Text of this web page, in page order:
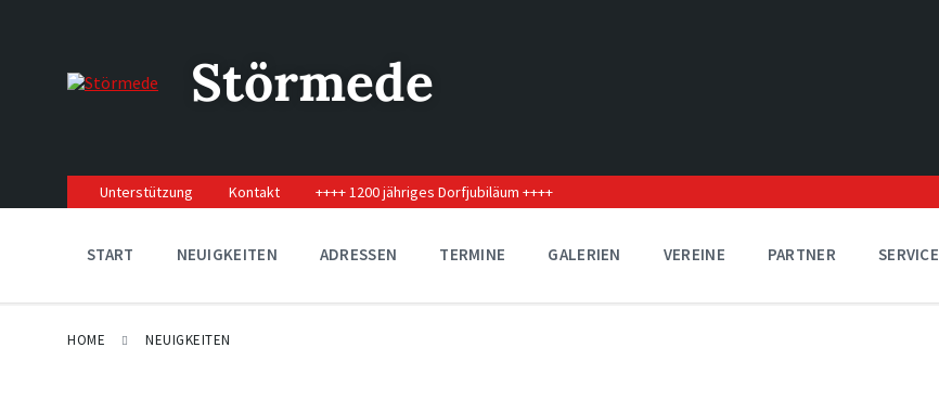
navigation
Störmede
Unterstützung Kontakt ++++ 1200 jähriges Dorfjubiläum ++++
START NEUIGKEITEN ADRESSEN TERMINE GALERIEN VEREINE PARTNER SERVICE
HOME NEUIGKEITEN